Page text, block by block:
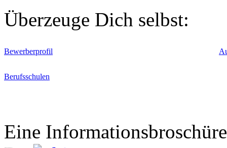
Überzeuge Dich selbst:
Bewerberprofil
Berufsschulen
Eine